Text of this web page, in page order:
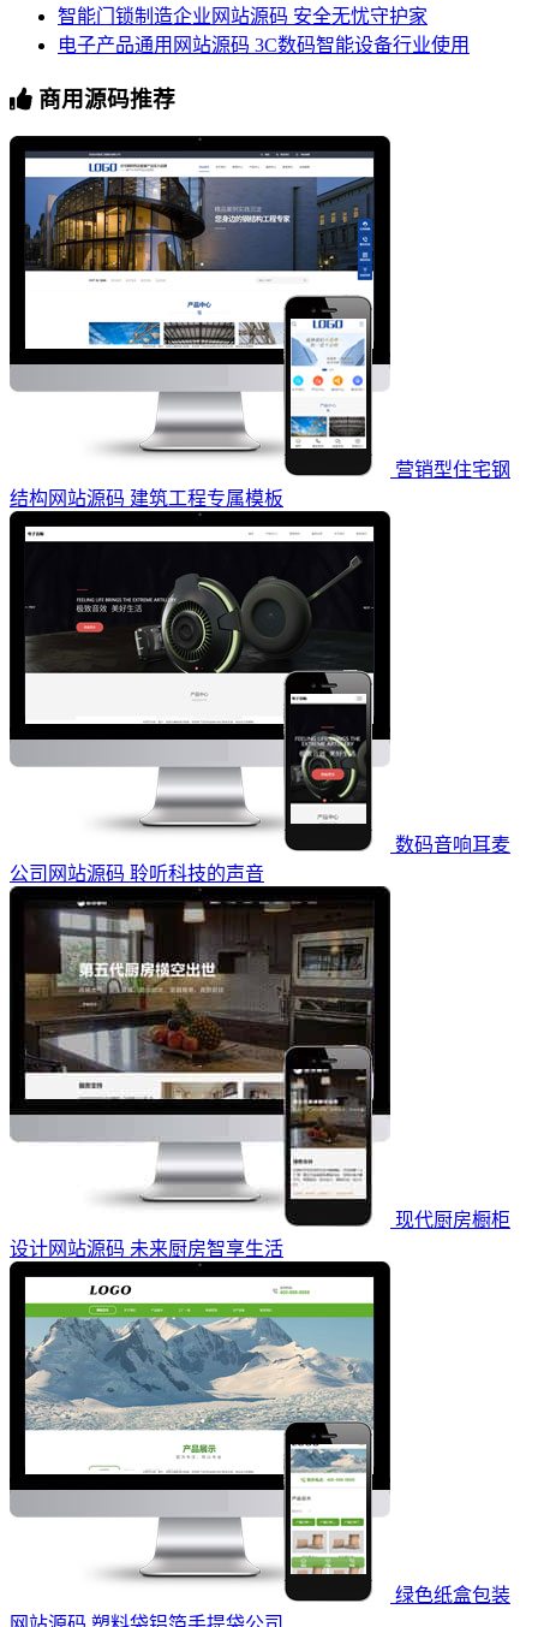
智能门锁制造企业网站源码 安全无忧守护家
电子产品通用网站源码 3C数码智能设备行业使用
商用源码推荐
营销型住宅钢
结构网站源码 建筑工程专属模板
数码音响耳麦
公司网站源码 聆听科技的声音
现代厨房橱柜
设计网站源码 未来厨房智享生活
绿色纸盒包装